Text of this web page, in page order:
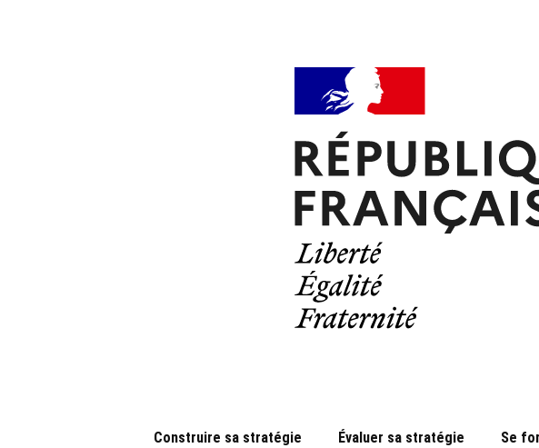
Construire sa stratégie Évaluer sa stratégie Se